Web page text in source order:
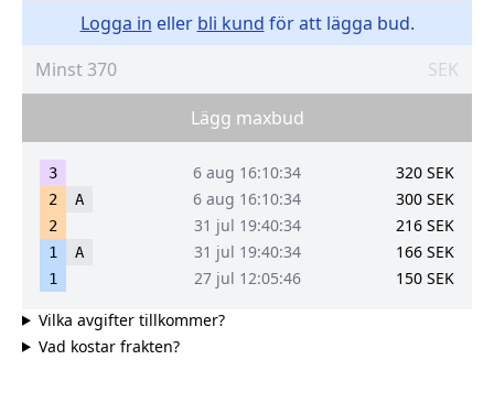
Logga in eller bli kund för att lägga bud.
SEK
Lägg maxbud
3 6 aug 16:10:34 320 SEK
2 A 6 aug 16:10:34 300 SEK
2 31 jul 19:40:34 216 SEK
1 A 31 jul 19:40:34 166 SEK
1 27 jul 12:05:46 150 SEK
Vilka avgifter tillkommer?
Vad kostar frakten?